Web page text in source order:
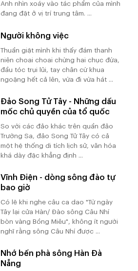
Anh nhìn xoáy vào tác phẩm của mình
đang đặt ở vị trí trung tâm. ...
Người không việc
Thuần giật mình khi thấy đám thanh
niên choai choai chừng hai chục đứa,
đầu tóc trụi lủi, tay chân cứ khua
ngoặng hết cả lên, vừa đi vừa hát ...
Đảo Song Tử Tây - Những dấu
mốc chủ quyền của tổ quốc
So với các đảo khác trên quần đảo
Trường Sa, đảo Song Tử Tây có cả
một hệ thống di tích lịch sử, văn hóa
khá dày đặc khẳng định ...
Vĩnh Điện - dòng sông đào tự
bao giờ
Có lẽ khi nghe câu ca dao "Từ ngày
Tây lại cửa Hàn/ Đào sông Câu Nhí
bòn vàng Bồng Miêu", không ít người
nghĩ rằng sông Câu Nhí được ...
Nhớ bến phà sông Hàn Đà
Nẵng